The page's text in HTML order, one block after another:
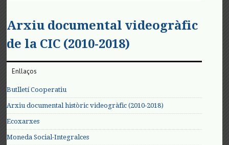
Arxiu documental videogràfic
de la CIC (2010-2018)
Enllaços
Butlletí Cooperatiu
Arxiu documental històric videogràfic (2010-2018)
Ecoxarxes
Moneda Social-Integralces